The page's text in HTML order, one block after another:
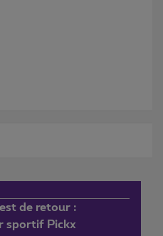
de retour :
sportif Pickx